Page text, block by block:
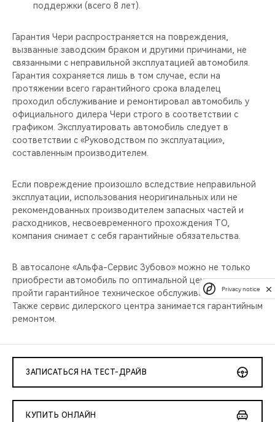
поддержки (всего 8 лет).
Гарантия Чери распространяется на повреждения,
вызванные заводским браком и другими причинами, не
связанными с неправильной эксплуатацией автомобиля.
Гарантия сохраняется лишь в том случае, если на
протяжении всего гарантийного срока владелец
проходил обслуживание и ремонтировал автомобиль у
официального дилера Чери строго в соответствии с
графиком. Эксплуатировать автомобиль следует в
соответствии с «Руководством по эксплуатации»,
составленным производителем.
Если повреждение произошло вследствие неправильной
эксплуатации, использования неоригинальных или не
рекомендованных производителем запасных частей и
расходников, несвоевременного прохождения ТО,
компания снимает с себя гарантийные обязательства.
В автосалоне «Альфа-Сервис Зубово» можно не только
приобрести автомобиль по оптимальной цене, но и
пройти гарантийное техническое обслуживание Chery.
Также сервис дилерского центра занимается гарантийным
ремонтом.
ЗАПИСАТЬСЯ НА ТЕСТ-ДРАЙВ
КУПИТЬ ОНЛАЙН
Privacy notice